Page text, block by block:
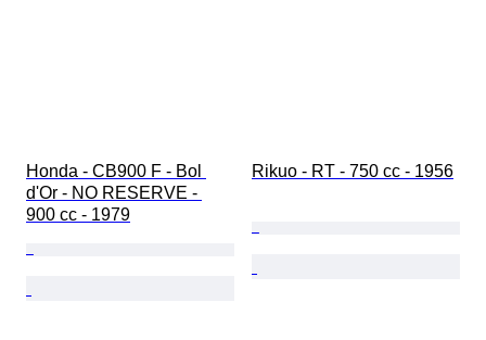
Honda - CB900 F - Bol
d'Or - NO RESERVE -
900 cc - 1979
Rikuo - RT - 750 cc - 1956